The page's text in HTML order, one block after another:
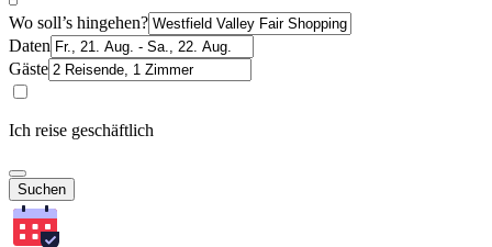
Wo soll’s hingehen?
Daten
Gäste
Ich reise geschäftlich
Suchen